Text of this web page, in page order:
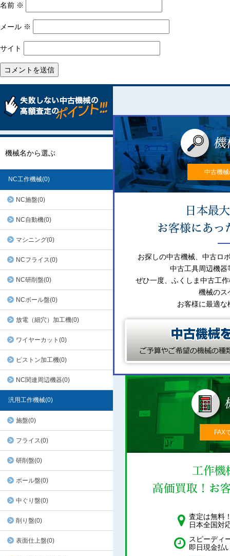
名前 ※
メール ※
サイト
機械名から選ぶ
NC工作機械(0)
NC施盤(0)
NC自動機(0)
マシニング(0)
NCフライス(0)
NC研削盤(0)
NCボール盤(0)
放電（細穴）加工機(0)
ワイヤーカット(0)
ピストン加工機(0)
NC関連周辺機器(0)
汎用工作機械(0)
施盤(0)
フライス(0)
研削盤(0)
ボール盤(0)
中ぐり盤(0)
削り盤(0)
表面仕上盤(0)
中古機
お探しの中古機械、中古ロ
中古工具周辺機器
ぜひ一度、ふくしま中古工
機械のス
お客様に最適
FAX
査定は無料
日本全国対
スピーディ
即日現金払